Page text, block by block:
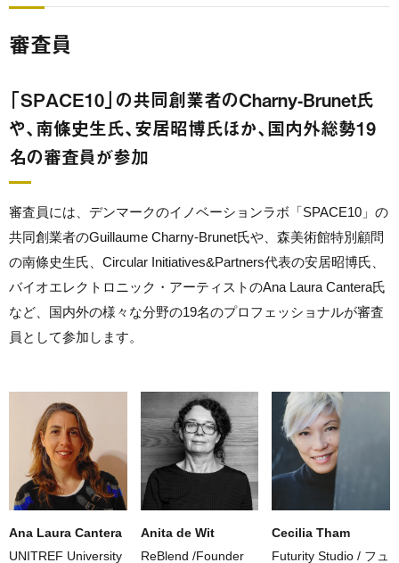
審査員
「SPACE10」の共同創業者のCharny-Brunet氏
や、南條史生氏、安居昭博氏ほか、国内外総勢19
名の審査員が参加
審査員には、デンマークのイノベーションラボ「SPACE10」の
共同創業者のGuillaume Charny-Brunet氏や、森美術館特別顧問
の南條史生氏、Circular Initiatives&Partners代表の安居昭博氏、
バイオエレクトロニック・アーティストのAna Laura Cantera氏
など、
国内外の様々な分野の19名のプロフェッショナルが審査
員として参加します。
Ana Laura Cantera
UNITREF University
Anita de Wit
ReBlend /Founder
Cecilia Tham
Futurity Studio / フュ